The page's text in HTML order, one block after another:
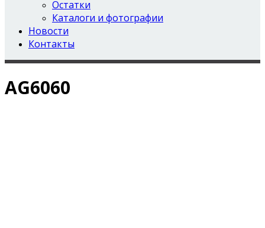
Остатки
Каталоги и фотографии
Новости
Контакты
AG6060